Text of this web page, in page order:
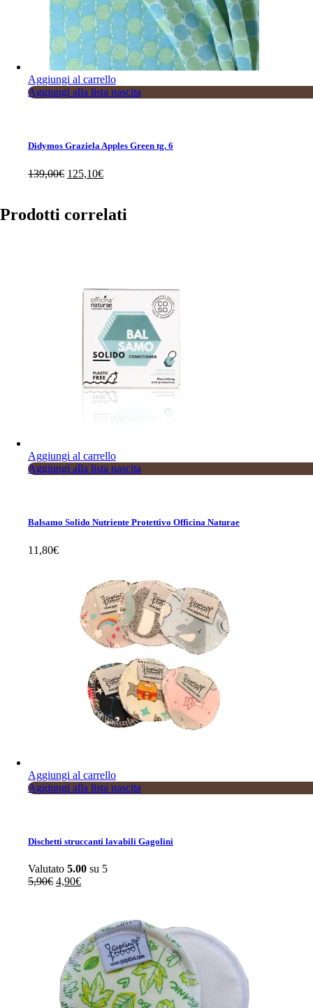
Aggiungi al carrello
Aggiungi alla lista nascita
Didymos Graziela Apples Green tg. 6
139,00€ Il
era:
139,00€.
125,10€Il
è:
125,10€.
Prodotti correlati
Aggiungi al carrello
Aggiungi alla lista nascita
Balsamo Solido Nutriente Protettivo Officina Naturae
11,80€
Aggiungi al carrello
Aggiungi alla lista nascita
Dischetti struccanti lavabili Gagolini
Valutato 5.00 su 5
5,90€ Il
4,90€Il
4,90€.